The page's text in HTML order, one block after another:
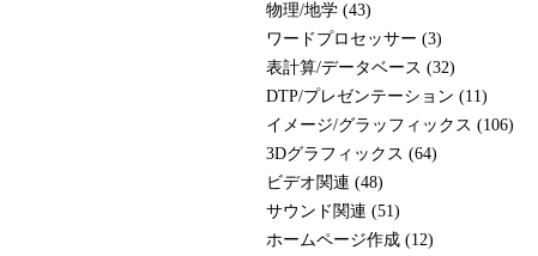
物理/地学 (43)
ワードプロセッサー (3)
表計算/データベース (32)
DTP/プレゼンテーション (11)
イメージ/グラッフィックス (106)
3Dグラフィックス (64)
ビデオ関連 (48)
サウンド関連 (51)
ホームページ作成 (12)